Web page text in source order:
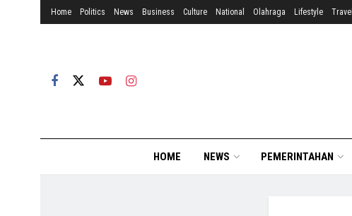
Home Politics News Business Culture National Olahraga Lifestyle Travel
HOME NEWS PEMERINTAHAN